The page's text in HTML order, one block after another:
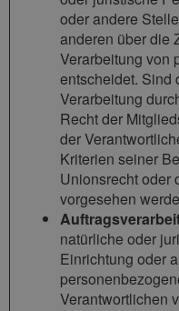
oder andere
anderen über die
Verarbeitung von
entscheidet. Sind
Verarbeitung
Recht der
der
Kriterien seiner
Unionsrecht oder
vorgesehen
natürliche oder
Einrichtung oder
Verantwortlichen